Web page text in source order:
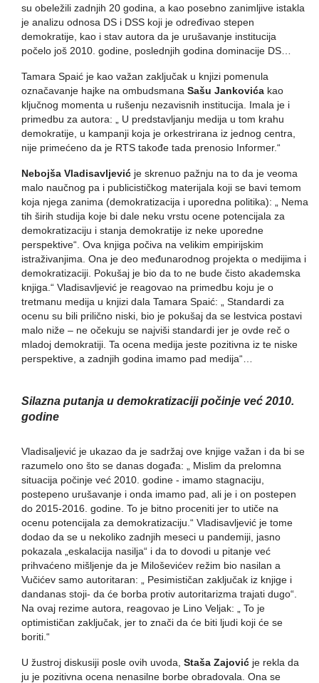
su obeležili zadnjih 20 godina, a kao posebno zanimljive istakla
je analizu odnosa DS i DSS koji je određivao stepen
demokratije, kao i stav autora da je urušavanje institucija
počelo još 2010. godine, poslednjih godina dominacije DS…
Tamara Spaić je kao važan zaključak u knjizi pomenula
označavanje hajke na ombudsmana Sašu Jankovića kao
ključnog momenta u rušenju nezavisnih institucija. Imala je i
primedbu za autora: „ U predstavljanju medija u tom krahu
demokratije, u kampanji koja je orkestrirana iz jednog centra,
nije primećeno da je RTS takođe tada prenosio Informer.“
Nebojša Vladisavljević je skrenuo pažnju na to da je veoma
malo naučnog pa i publicističkog materijala koji se bavi temom
koja njega zanima (demokratizacija i uporedna politika): „ Nema
tih širih studija koje bi dale neku vrstu ocene potencijala za
demokratizaciju i stanja demokratije iz neke uporedne
perspektive“. Ova knjiga počiva na velikim empirijskim
istraživanjima. Ona je deo međunarodnog projekta o medijima i
demokratizaciji. Pokušaj je bio da to ne bude čisto akademska
knjiga.“ Vladisavljević je reagovao na primedbu koju je o
tretmanu medija u knjizi dala Tamara Spaić: „ Standardi za
ocenu su bili prilično niski, bio je pokušaj da se lestvica postavi
malo niže – ne očekuju se najviši standardi jer je ovde reč o
mladoj demokratiji. Ta ocena medija jeste pozitivna iz te niske
perspektive, a zadnjih godina imamo pad medija“…
Silazna putanja u demokratizaciji počinje već 2010.
godine
Vladisaljević je ukazao da je sadržaj ove knjige važan i da bi se
razumelo ono što se danas događa: „ Mislim da prelomna
situacija počinje već 2010. godine - imamo stagnaciju,
postepeno urušavanje i onda imamo pad, ali je i on postepen
do 2015-2016. godine. To je bitno proceniti jer to utiče na
ocenu potencijala za demokratizaciju.“ Vladisavljević je tome
dodao da se u nekoliko zadnjih meseci u pandemiji, jasno
pokazala „eskalacija nasilja“ i da to dovodi u pitanje već
prihvaćeno mišljenje da je Miloševićev režim bio nasilan a
Vučićev samo autoritaran: „ Pesimističan zaključak iz knjige i
dandanas stoji- da će borba protiv autoritarizma trajati dugo“.
Na ovaj rezime autora, reagovao je Lino Veljak: „ To je
optimističan zaključak, jer to znači da će biti ljudi koji će se
boriti.“
U žustroj diskusiji posle ovih uvoda, Staša Zajović je rekla da
ju je pozitivna ocena nenasilne borbe obradovala. Ona se